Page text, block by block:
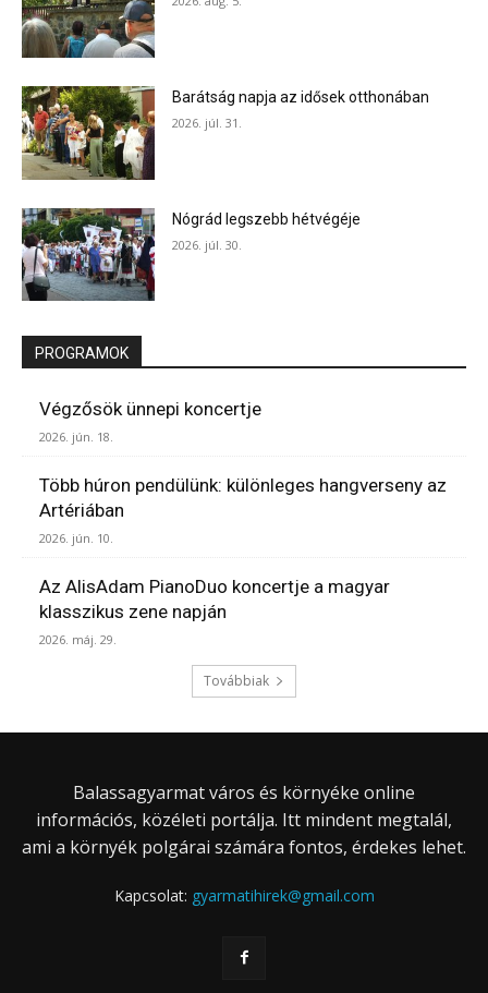
Barátság napja az idősek otthonában
2026. júl. 31.
Nógrád legszebb hétvégéje
2026. júl. 30.
PROGRAMOK
Végzősök ünnepi koncertje
2026. jún. 18.
Több húron pendülünk: különleges hangverseny az
Artériában
2026. jún. 10.
Az AlisAdam PianoDuo koncertje a magyar
klasszikus zene napján
2026. máj. 29.
Továbbiak
Balassagyarmat város és környéke online
információs, közéleti portálja. Itt mindent megtalál,
ami a környék polgárai számára fontos, érdekes lehet.
Kapcsolat: gyarmatihirek@gmail.com